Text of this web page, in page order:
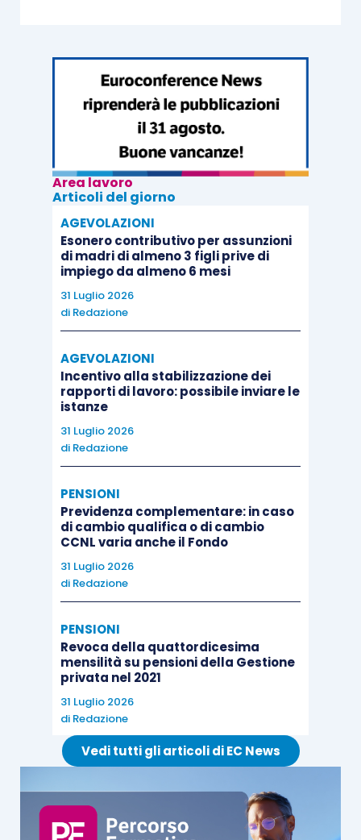
Area lavoro
Articoli del giorno
AGEVOLAZIONI
Esonero contributivo per assunzioni
di madri di almeno 3 figli prive di
impiego da almeno 6 mesi
31 Luglio 2026
di Redazione
AGEVOLAZIONI
Incentivo alla stabilizzazione dei
rapporti di lavoro: possibile inviare le
istanze
31 Luglio 2026
di Redazione
PENSIONI
Previdenza complementare: in caso
di cambio qualifica o di cambio
CCNL varia anche il Fondo
31 Luglio 2026
di Redazione
PENSIONI
Revoca della quattordicesima
mensilità su pensioni della Gestione
privata nel 2021
31 Luglio 2026
di Redazione
Vedi tutti gli articoli di EC News